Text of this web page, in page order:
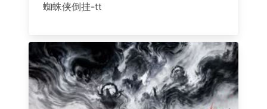
蜘蛛侠倒挂-tt